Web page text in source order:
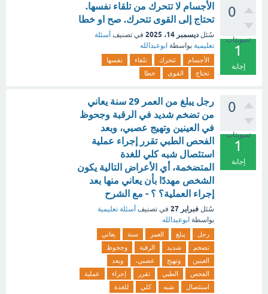
0
تصويتات
1
إجابة
الأجسام لا تتحرك من تلقاء نفسها.
تحتاج إلى القوى تتحرك. صح او خطا
سُئل ديسمبر 14، 2025 في تصنيف أسئلة
تعليمية بواسطة ابوعبدالله
الأجسام تتحرك تلقاء
نفسها
تحتاج
القوى خطا
0
تصويتات
1
إجابة
رجل يبلغ من العمر 29 سنة يعاني
من تضخم شديد في الرقبة وجحوظ
في العينين وتهيج عصبي، وبعد
الفحص الطبي تقرر إجراء عملية
استئصال شبه كلي للغدة
المتضخمة، أي الأعراض التالية يكون
الشخص مهددًا بأن يعاني منها بعد
إجراء العملية؟ ؟ - مع الشرح
سُئل فبراير 27 في تصنيف أسئلة تعليمية
بواسطة ابوعبدالله
رجل يبلغ العمر سنة
يعاني
تضخم
شديد الرقبة
وجحوظ
العينين
وتهيج عصبي،
وبعد
الفحص
الطبي تقرر إجراء
عملية
استئصال
شبه كلي
للغدة